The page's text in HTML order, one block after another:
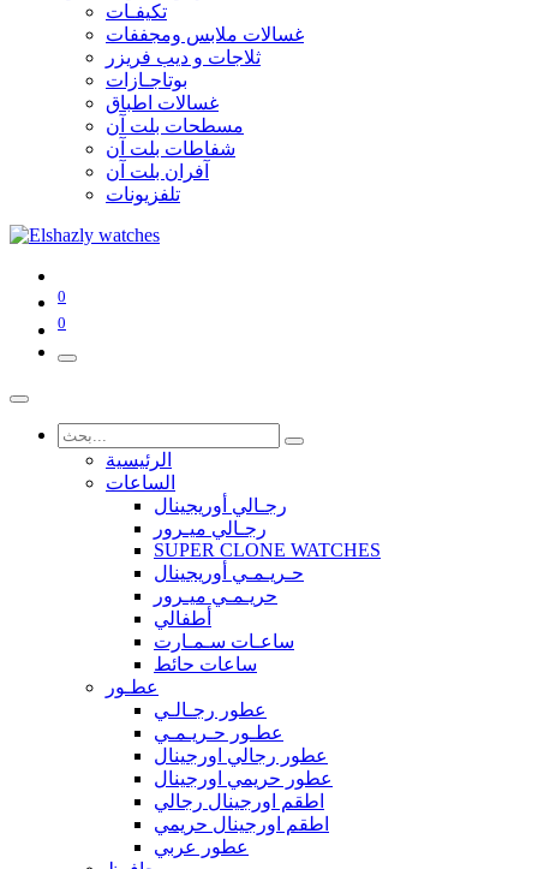
تكيفـات
غسالات ملابس ومجففات
ثلاجات و ديب فريزر
بوتاجـازات
غسالات اطباق
مسطحات بلت آن
شفاطات بلت آن
آفران بلت آن
تلفزيونات
0
0
الرئيسية
الساعات
رجـالي أوريجينال
رجـالي ميـرور
SUPER CLONE WATCHES
حـريـمـي أوريجينال
حريـمـي ميـرور
أطفالي
ساعـات سـمـارت
ساعات حائط
عطـور
عطور رجـالـي
عطـور حـريـمـي
عطور رجالي اورجينال
عطور حريمي اورجينال
اطقم اورجينال رجالي
اطقم اورجينال حريمي
عطور عربي